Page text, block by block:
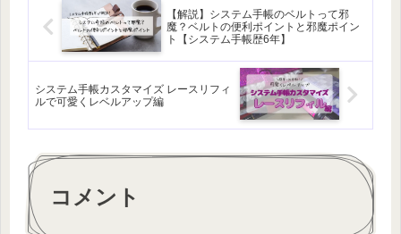
【解説】システム手帳のベルトって邪
魔？ベルトの便利ポイントと邪魔ポイン
ト【システム手帳歴6年】
システム手帳カスタマイズ レースリフィ
ルで可愛くレベルアップ編
コメント